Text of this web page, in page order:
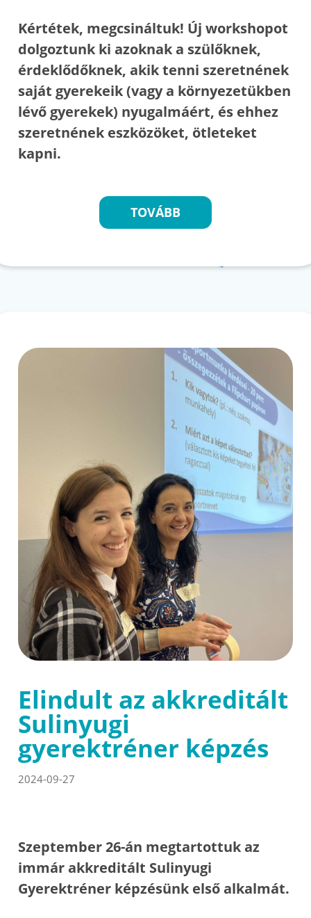
Kértétek, megcsináltuk! Új workshopot
dolgoztunk ki azoknak a szülőknek,
érdeklődőknek, akik tenni szeretnének
saját gyerekeik (vagy a környezetükben
lévő gyerekek) nyugalmáért, és ehhez
szeretnének eszközöket, ötleteket
kapni.
TOVÁBB
Elindult az akkreditált
Sulinyugi
gyerektréner képzés
2024-09-27
Szeptember 26-án megtartottuk az
immár akkreditált Sulinyugi
Gyerektréner képzésünk első alkalmát.